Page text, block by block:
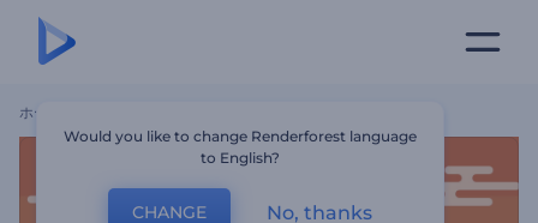
ホーム
Would you like to change Renderforest language
to English?
CHANGE No, thanks